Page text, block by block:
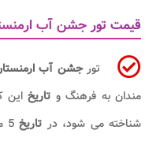
قیمت تور جشن آب ارمنستان
تورجشن آب ارمنستان
مندان به فرهنگ و تاریخ
شناخته می شود، در تاریخ5 مرداد